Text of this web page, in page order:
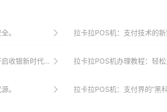
。 拉卡拉POS机：支付技术的
银升级、转型与增长目标 拉卡拉POS机办理教程：轻松几步开启收银新
。 拉卡拉POS机：支付界的“黑